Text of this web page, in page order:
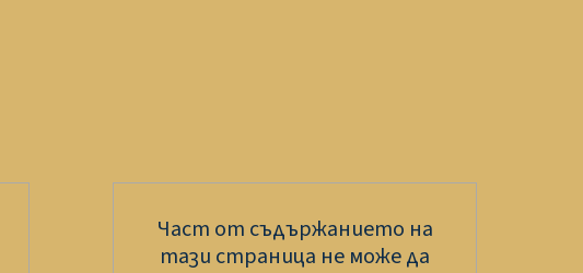
Част от съдържанието на
тази страница не може да